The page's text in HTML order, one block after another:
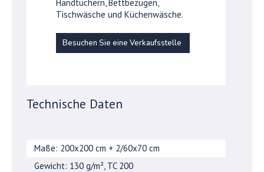
Handtüchern, Bettbezügen,
Tischwäsche und Küchenwäsche.
Besuchen Sie eine Verkaufsstelle
Technische Daten
Maße: 200x200 cm + 2/60x70 cm
Gewicht: 130 g/m², TC 200